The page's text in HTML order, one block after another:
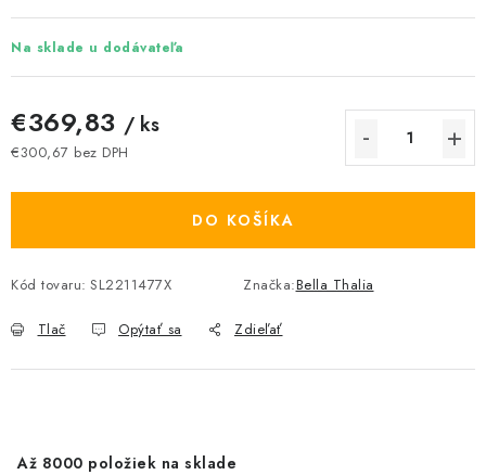
Na sklade u dodávateľa
€369,83 / ks
€300,67 bez DPH
DO KOŠÍKA
Kód tovaru: SL2211477X Značka:Bella Thalia
Tlač Opýtať sa Zdieľať
Až 8000 položiek na sklade